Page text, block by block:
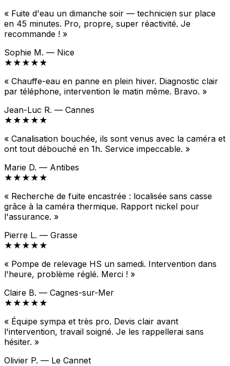
« Fuite d'eau un dimanche soir — technicien sur place
en 45 minutes. Pro, propre, super réactivité. Je
recommande ! »
Sophie M. — Nice
★★★★★
« Chauffe-eau en panne en plein hiver. Diagnostic clair
par téléphone, intervention le matin même. Bravo. »
Jean-Luc R. — Cannes
★★★★★
« Canalisation bouchée, ils sont venus avec la caméra et
ont tout débouché en 1h. Service impeccable. »
Marie D. — Antibes
★★★★★
« Recherche de fuite encastrée : localisée sans casse
grâce à la caméra thermique. Rapport nickel pour
l'assurance. »
Pierre L. — Grasse
★★★★★
« Pompe de relevage HS un samedi. Intervention dans
l'heure, problème réglé. Merci ! »
Claire B. — Cagnes-sur-Mer
★★★★★
« Équipe sympa et très pro. Devis clair avant
l'intervention, travail soigné. Je les rappellerai sans
hésiter. »
Olivier P. — Le Cannet